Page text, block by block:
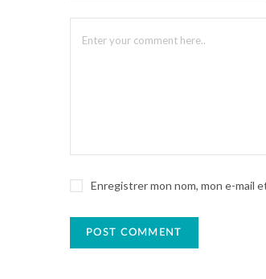
Enregistrer mon nom, mon e-mail